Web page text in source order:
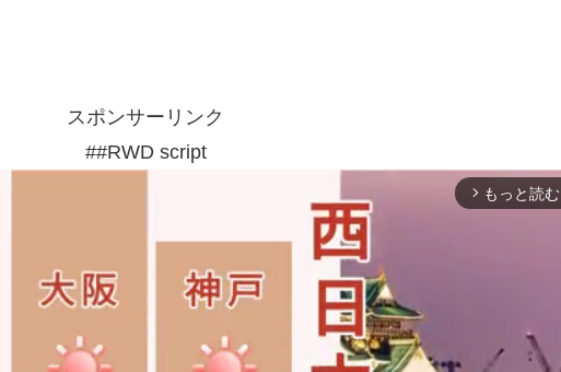
スポンサーリンク
##RWD script
arrow_forward_ios もっと読む